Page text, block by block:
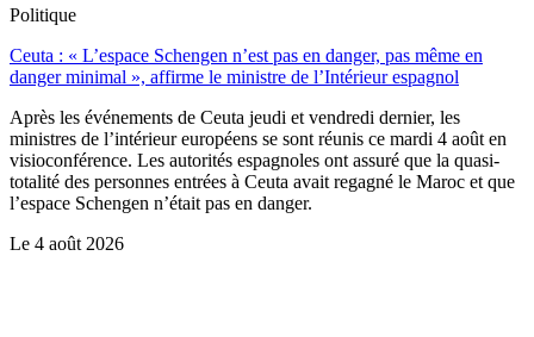
Politique
Ceuta : « L’espace Schengen n’est pas en danger, pas même en
danger minimal », affirme le ministre de l’Intérieur espagnol
Après les événements de Ceuta jeudi et vendredi dernier, les
ministres de l’intérieur européens se sont réunis ce mardi 4 août en
visioconférence. Les autorités espagnoles ont assuré que la quasi-
totalité des personnes entrées à Ceuta avait regagné le Maroc et que
l’espace Schengen n’était pas en danger.
Le 4 août 2026